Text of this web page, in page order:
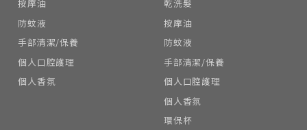
按摩油
防蚊液
手部清潔/保養
個人口腔護理
個人香氛
乾洗髮
按摩油
防蚊液
手部清潔/保養
個人口腔護理
個人香氛
環保杯